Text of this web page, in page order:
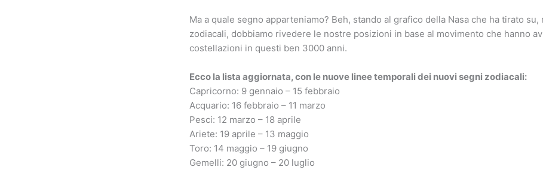
Ma a quale segno apparteniamo? Beh, stando al grafico della Nasa che ha tirato
zodiacali, dobbiamo rivedere le nostre posizioni in base al movimento che hanno
costellazioni in questi ben 3000 anni.
Ecco la lista aggiornata, con le nuove linee temporali dei nuovi segni zodiacali:
Capricorno: 9 gennaio – 15 febbraio
Acquario: 16 febbraio – 11 marzo
Pesci: 12 marzo – 18 aprile
Ariete: 19 aprile – 13 maggio
Toro: 14 maggio – 19 giugno
Gemelli: 20 giugno – 20 luglio